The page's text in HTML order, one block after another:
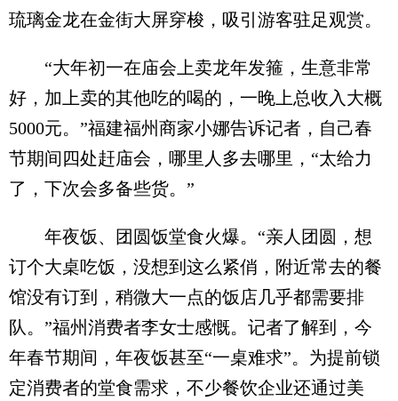
琉璃金龙在金街大屏穿梭，吸引游客驻足观赏。
“大年初一在庙会上卖龙年发箍，生意非常
好，加上卖的其他吃的喝的，一晚上总收入大概
5000元。”福建福州商家小娜告诉记者，自己春
节期间四处赶庙会，哪里人多去哪里，“太给力
了，下次会多备些货。”
年夜饭、团圆饭堂食火爆。“亲人团圆，想
订个大桌吃饭，没想到这么紧俏，附近常去的餐
馆没有订到，稍微大一点的饭店几乎都需要排
队。”福州消费者李女士感慨。记者了解到，今
年春节期间，年夜饭甚至“一桌难求”。为提前锁
定消费者的堂食需求，不少餐饮企业还通过美